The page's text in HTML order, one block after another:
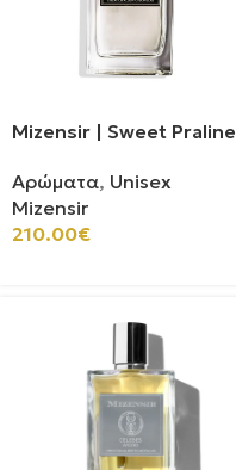
Mizensir | Sweet Praline
Αρώματα, Unisex
Mizensir
210.00€